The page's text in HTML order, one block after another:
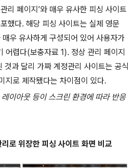
리 페이지’와 매우 유사한 피싱 사이트
했다. 해당 피싱 사이트는 실제 영문
매우 유사하게 구성되어 있어 사용자가
어렵다(보충자료 1). 정상 관리 페이지
것과 달리 가짜 계정관리 사이트는 공식
지로 제작됐다는 차이점이 있다.
레이아웃 등이 스크린 환경에 따라 반응
로 위장한 피싱 사이트 화면 비교